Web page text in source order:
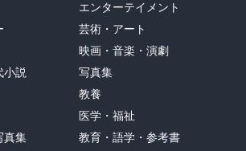
小説
真集
エンターテイメント
芸術・アート
映画・音楽・演劇
写真集
教養
医学・福祉
教育・語学・参考書